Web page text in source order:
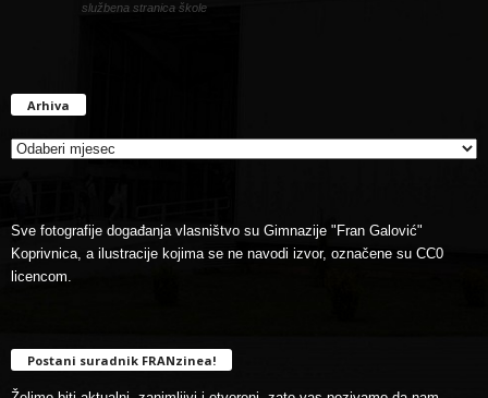
službena stranica škole
Arhiva
Sve fotografije događanja vlasništvo su Gimnazije "Fran Galović"
Koprivnica, a ilustracije kojima se ne navodi izvor, označene su CC0
licencom.
Postani suradnik FRANzinea!